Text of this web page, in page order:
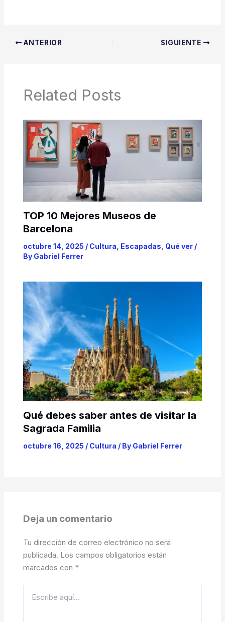
ANTERIOR SIGUIENTE
Related Posts
TOP 10 Mejores Museos de
Barcelona
octubre 14, 2025 / Cultura Escapadas Qué ver/
By Gabriel Ferrer
Qué debes saber antes de visitar la
Sagrada Familia
octubre 16, 2025 / Cultura / By Gabriel Ferrer
Deja un comentario
Tu dirección de correo electrónico no será
publicada. Los campos obligatorios están
marcados con *
aquí...